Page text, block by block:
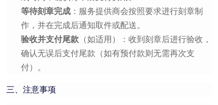
等待刻章完成 ：服务提供商会按照要求进行刻章制
作，并在完成后通知取件或配送。
验收并支付尾款 （如适用）：收到刻章后进行验收，
确认无误后支付尾款（如有预付款则无需再次支
付）。
三、注意事项